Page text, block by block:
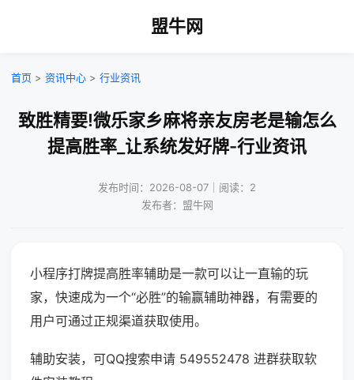
盟牛网
首页 > 资讯中心 > 行业资讯
致胜精要!微乐家乡麻将亲友房老是输怎么
提高胜率_让系统发好牌-行业资讯
发布时间：2026-08-07｜阅读：2
发布者：盟牛网
小程序打牌提高胜率辅助是一款可以让一直输的玩
家，快速成为一个“必胜”的输赢辅助神器，有需要的
用户可通过正规渠道获取使用。
辅助安装，可QQ搜索申请 549552478 进群获取软